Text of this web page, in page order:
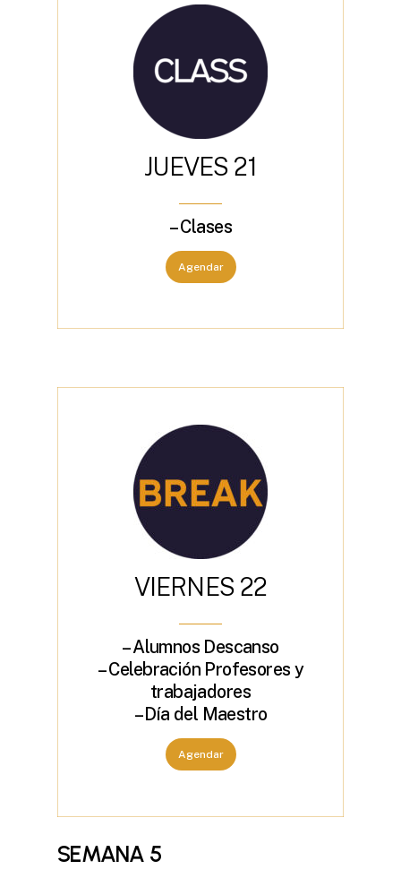
JUEVES 21
– Clases
Agendar
VIERNES 22
– Alumnos Descanso
– Celebración Profesores y
trabajadores
– Día del Maestro
Agendar
SEMANA 5